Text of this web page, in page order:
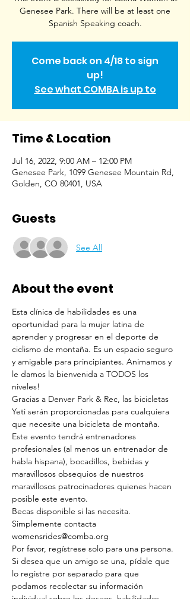
Genesee Park. There will be at least one
Spanish Speaking coach.
Come back on 4/18 to sign
up!
See what COMBA is up to
Time & Location
Jul 16, 2022, 9:00 AM – 12:00 PM
Genesee Park, 1099 Genesee Mountain Rd,
Golden, CO 80401, USA
Guests
See All
About the event
Esta clínica de habilidades es una
oportunidad para la mujer latina de
aprender y progresar en el deporte de
ciclismo de montaña. Es un espacio seguro
y amigable para principiantes. Animamos y
le damos la bienvenida a TODOS los
niveles!
Gracias a Denver Park & Rec, las bicicletas
Yeti serán proporcionadas para cualquiera
que necesite una bicicleta de montaña.
Este evento tendrá entrenadores
profesionales (al menos un entrenador de
habla hispana), bocadillos, bebidas y
maravillosos obsequios de nuestros
maravillosos patrocinadores quienes hacen
posible este evento.
Becas disponible si las necesita.
Simplemente contacta
womensrides@comba.org
Por favor, regístrese solo para una persona.
Si desea que un amigo se una, pídale que
lo registre por separado para que
podamos recolectar su información